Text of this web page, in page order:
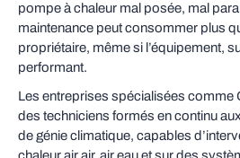
pompe à chaleur mal posée, mal
maintenance peut consommer plus
propriétaire, même si l’équipement,
performant.
Les entreprises spécialisées comme
des techniciens formés en continu
de génie climatique, capables